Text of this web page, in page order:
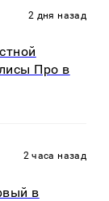
2 дня назад
Про в
2 часа назад
в